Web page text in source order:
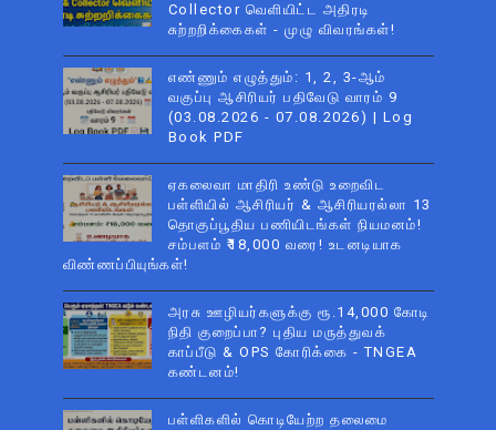
Collector வெளியிட்ட அதிரடி
சுற்றறிக்கைகள் - முழு விவரங்கள்!
எண்ணும் எழுத்தும்: 1, 2, 3-ஆம்
வகுப்பு ஆசிரியர் பதிவேடு வாரம் 9
(03.08.2026 - 07.08.2026) | Log
Book PDF
ஏகலைவா மாதிரி உண்டு உறைவிட
பள்ளியில் ஆசிரியர் & ஆசிரியரல்லா 13
தொகுப்பூதிய பணியிடங்கள் நியமனம்!
சம்பளம் ₹18,000 வரை! உடனடியாக
விண்ணப்பியுங்கள்!
அரசு ஊழியர்களுக்கு ரூ.14,000 கோடி
நிதி குறைப்பா? புதிய மருத்துவக்
காப்பீடு & OPS கோரிக்கை - TNGEA
கண்டனம்!
பள்ளிகளில் கொடியேற்ற தலைமை